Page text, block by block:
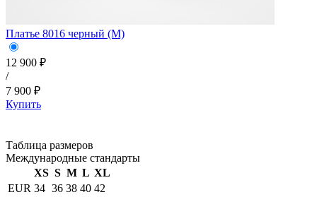
Платье 8016 черный (M)
12 900 ₽
/
7 900 ₽
Купить
Таблица размеров
Международные стандарты
XS S M L XL
EUR 34 36 38 40 42